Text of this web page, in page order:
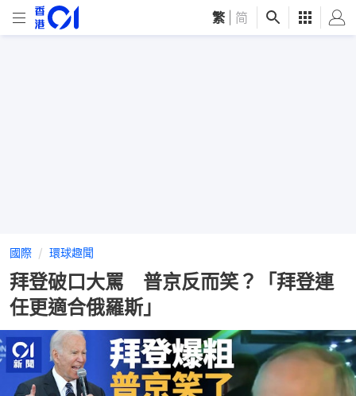
繁 简
國際 環球趣聞
拜登破口大罵 普京反而笑？「拜登連
任更適合俄羅斯」